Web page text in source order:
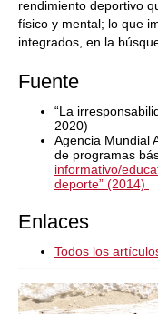
rendimiento deportivo
físico y mental; lo que
integrados, en la
Fuente
“La
2020)
Agencia Mundial
de programas
informativo/
deporte” (2014)
Enlaces
Todos los